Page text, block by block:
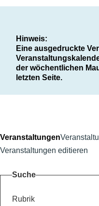
Hinweis:
Eine ausgedruckte
der wöchentlichen
letzten Seite.
Veranstaltungen
Veranstaltungen editieren
Suche
Rubrik